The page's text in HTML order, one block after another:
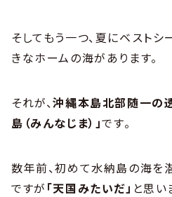
そしてもう一つ、夏にベスト
きなホームの海があります。
それが、沖縄本島北部随一の
島（みんなじま）」です。
数年前、初めて水納島の海を
ですが 「天国みたいだ」 と思い